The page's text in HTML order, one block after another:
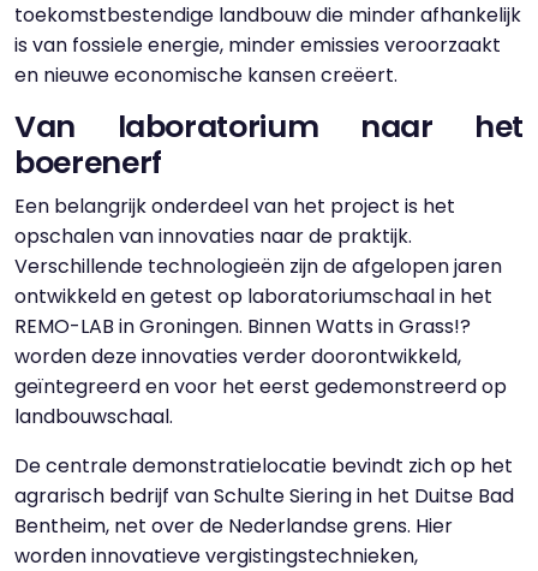
toekomstbestendige landbouw die minder afhankelijk
is van fossiele energie, minder emissies veroorzaakt
en nieuwe economische kansen creëert.
Van laboratorium naar het
boerenerf
Een belangrijk onderdeel van het project is het
opschalen van innovaties naar de praktijk.
Verschillende technologieën zijn de afgelopen jaren
ontwikkeld en getest op laboratoriumschaal in het
REMO-LAB in Groningen. Binnen Watts in Grass!?
worden deze innovaties verder doorontwikkeld,
geïntegreerd en voor het eerst gedemonstreerd op
landbouwschaal.
De centrale demonstratielocatie bevindt zich op het
agrarisch bedrijf van Schulte Siering in het Duitse Bad
Bentheim, net over de Nederlandse grens. Hier
worden innovatieve vergistingstechnieken,